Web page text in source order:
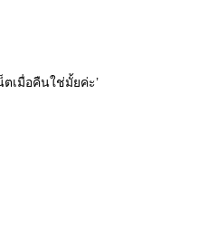
เมื่อคืนใช่มั้ยค่ะ’